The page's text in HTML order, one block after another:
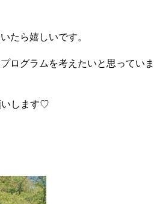
たら嬉しいです。
ログラムを考えたいと思っていま
いします♡